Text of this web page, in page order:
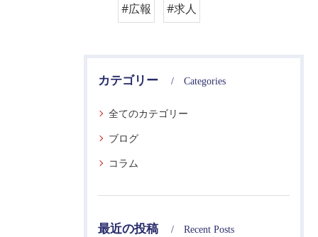
#広報 #求人
カテゴリー Categories
全てのカテゴリー
ブログ
コラム
最近の投稿 Recent Posts